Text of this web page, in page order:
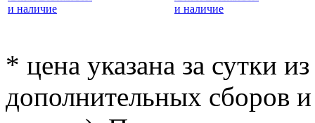
и наличие
и наличие
* цена указана за сутки
дополнительных сборов